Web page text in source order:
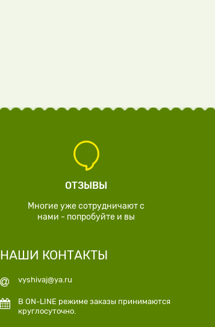
ОТЗЫВЫ
Многие уже сотрудничают с
нами - попробуйте и вы
НАШИ КОНТАКТЫ
vyshivaj@ya.ru
В ON-LINE режиме заказы принимаются
круглосуточно.